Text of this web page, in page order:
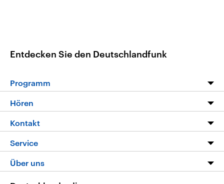
Entdecken Sie den Deutschlandfunk
Programm
Programm
Die Nachrichten
Nachrichtenleicht
Neue Beiträge auf dlf.de
Hören
Livestream
Podcasts
Deutschlandfunk App
Kontakt
Hörerservice
Service
FAQ
Über uns